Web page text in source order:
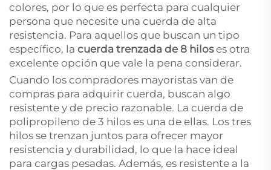
colores, por lo que es perfecta para cualquier
persona que necesite una cuerda de alta
resistencia. Para aquellos que buscan un tipo
específico, la cuerda trenzada de 8 hiloses otra
excelente opción que vale la pena considerar.
Cuando los compradores mayoristas van de
compras para adquirir cuerda, buscan algo
resistente y de precio razonable. La cuerda de
polipropileno de 3 hilos es una de ellas. Los tres
hilos se trenzan juntos para ofrecer mayor
resistencia y durabilidad, lo que la hace ideal
para cargas pesadas. Además, es resistente a la